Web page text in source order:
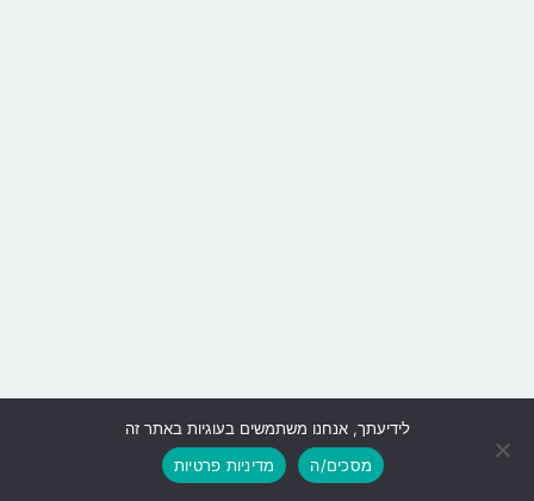
גלילה
לראש
לידיעתך, אנחנו משתמשים בעוגיות באתר זה
מסכים/ה
מדיניות פרטיות